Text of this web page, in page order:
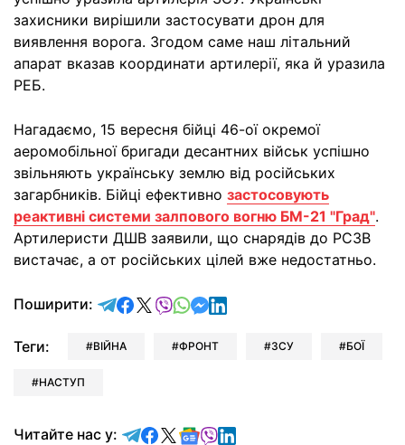
захисники вирішили застосувати дрон для
виявлення ворога. Згодом саме наш літальний
апарат вказав координати артилерії, яка й уразила
РЕБ.
Нагадаємо, 15 вересня бійці 46-ої окремої
аеромобільної бригади десантних військ успішно
звільняють українську землю від російських
загарбників. Бійці ефективно застосовують
реактивні системи залпового вогню БМ-21 "Град".
Артилеристи ДШВ заявили, що снарядів до РСЗВ
вистачає, а от російських цілей вже недостатньо.
Поширити: відправити у Telegram
поділитись у Facebook
поділитись у X
відправити у Viber
відправити у Whatsapp
відправити у Messenger
відправити у LinkedIn
Теги: ВІЙНА ФРОНТ ЗСУ БОЇ
НАСТУП
Читайте нас у: Читайте у Telegram
Читайте у Facebook
Читайте у X
Читайте у Google news
Читайте у Viber
Читайте у LinkedIn